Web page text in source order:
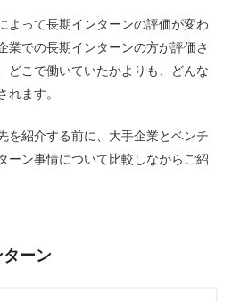
よって長期インターンの評価が変わ
業での長期インターンの方が評価さ
どこで働いていたかよりも、どんな
れます。
を紹介する前に、大手企業とベンチ
ーン事情について比較しながらご紹
ーン